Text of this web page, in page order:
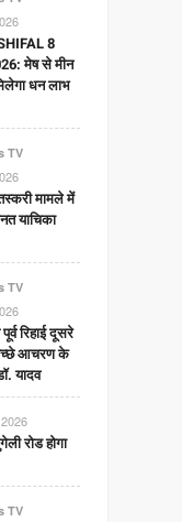
8
मेष से मीन
धन लाभ
TV
मामले में
याचिका
TV
रिहाई दूसरे
आचरण के
यादव
रोड होगा
TV